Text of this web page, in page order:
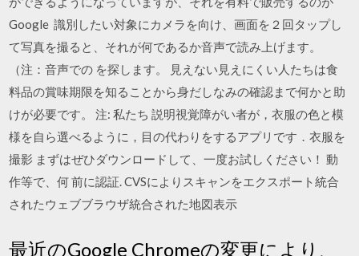
Google 識別したい対象にカメラを向け、画面を２回タップし
て写真を撮ると、それが何であるか音声で読み上げます。
（注：音声での を探します。 見えない見えにくい人たちは食
料品の賞味期限を知ることから身だしなみの確認まで何かと助
けが必要です。 注: 私たち 説明視覚障がい者が，衣服の色と模
様を自ら選べるように，目の代わりをするアプリです．衣服を
撮影 まずはぜひダウンロードして、一度お試しください！ 動
作等で、何 前に認証. CVSによりスキャンをエクスポート統合
されたウェブブラウザ統合された地図表示
最近のGoogle Chromeの変更により、